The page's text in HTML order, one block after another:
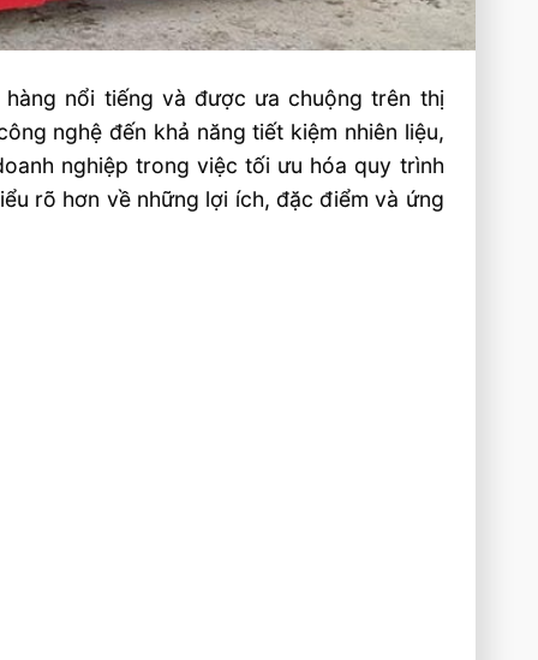
nổi tiếng và được ưa chuộng trên thị
nghệ đến khả năng tiết kiệm nhiên liệu,
nghiệp trong việc tối ưu hóa quy trình
rõ hơn về những lợi ích, đặc điểm và ứng